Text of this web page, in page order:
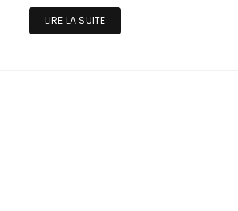
Charte du grimpeur ASSA
LIRE LA SUITE